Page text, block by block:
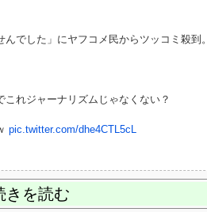
でした」にヤフコメ民からツッコミ殺到。
れジャーナリズムじゃなくない？
pic.twitter.com/dhe4CTL5cL
きを読む